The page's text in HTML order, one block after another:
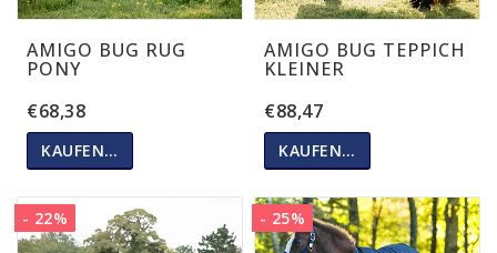
AMIGO BUG RUG
PONY
€68,38
KAUFEN…
AMIGO BUG TEPPICH
KLEINER
€88,47
KAUFEN…
- 22% - 25%